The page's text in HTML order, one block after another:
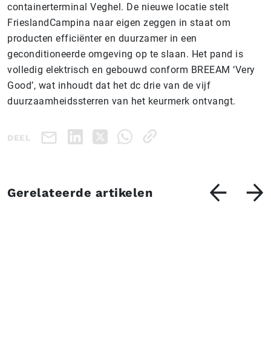
containerterminal Veghel. De nieuwe locatie stelt
FrieslandCampina naar eigen zeggen in staat om
producten efficiënter en duurzamer in een
geconditioneerde omgeving op te slaan. Het pand is
volledig elektrisch en gebouwd conform BREEAM ‘Very
Good’, wat inhoudt dat het dc drie van de vijf
duurzaamheidssterren van het keurmerk ontvangt.
DEEL
Gerelateerde artikelen